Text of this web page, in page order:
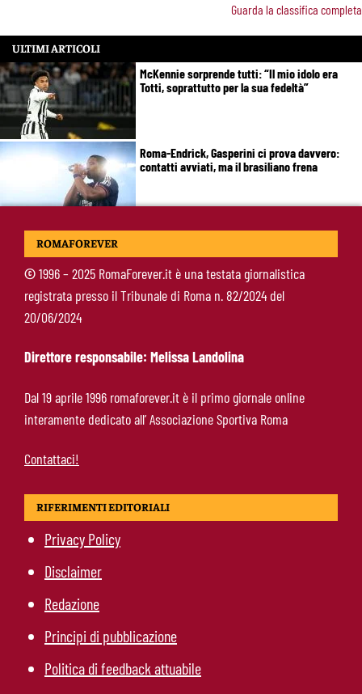
Guarda la classifica completa
ULTIMI ARTICOLI
McKennie sorprende tutti: “Il mio idolo era
Totti, soprattutto per la sua fedeltà”
Roma-Endrick, Gasperini ci prova davvero:
contatti avviati, ma il brasiliano frena
Molina-Roma, arrivo oggi: il passaporto può
Rensch-Roma, l’occasione cambia tutto:
Gasperini prova il jolly delle fasce
ROMAFOREVER
©1996 – 2025 RomaForever.it è una testata giornalistica
registrata presso il Tribunale di Roma n. 82/2024 del
20/06/2024
Direttore responsabile: Melissa Landolina
Dal 19 aprile 1996 romaforever.it è il primo giornale online
interamente dedicato all’ Associazione Sportiva Roma
Contattaci!
RIFERIMENTI EDITORIALI
Privacy Policy
Disclaimer
Redazione
Principi di pubblicazione
Politica di feedback attuabile